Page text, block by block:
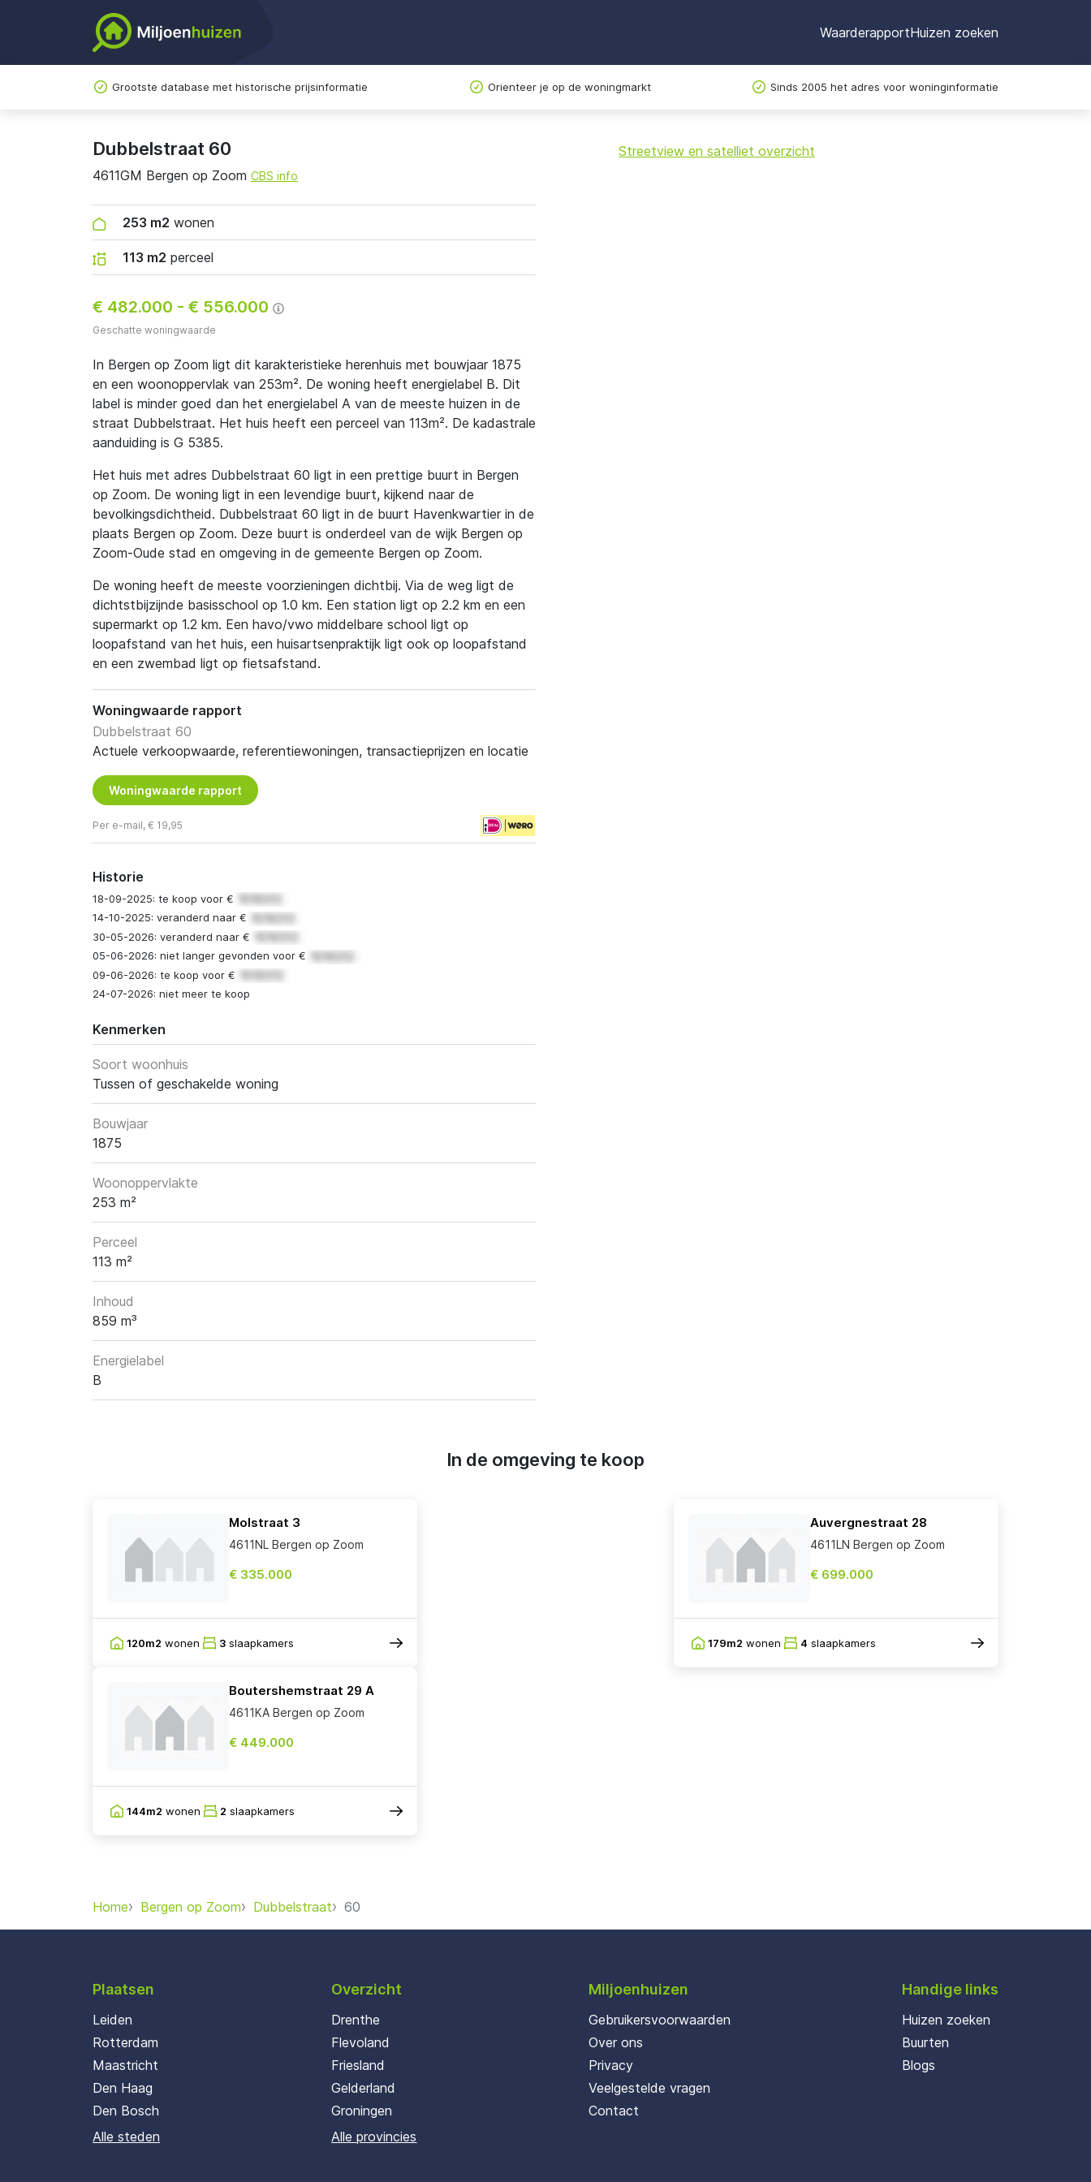
WaarderapportHuizen zoeken
Grootste database met historische prijsinformatie Orienteer je op de woningmarkt Sinds 2005 het adres voor woninginformatie
Dubbelstraat 60
4611GM Bergen op Zoom CBS info
253 m2 wonen
113 m2 perceel
€ 482.000 - € 556.000
Geschatte woningwaarde
In Bergen op Zoom ligt dit karakteristieke herenhuis met bouwjaar 1875
en een woonoppervlak van 253m². De woning heeft energielabel B. Dit
label is minder goed dan het energielabel A van de meeste huizen in de
straat Dubbelstraat. Het huis heeft een perceel van 113m². De kadastrale
aanduiding is G 5385.
Het huis met adres Dubbelstraat 60 ligt in een prettige buurt in Bergen
op Zoom. De woning ligt in een levendige buurt, kijkend naar de
bevolkingsdichtheid. Dubbelstraat 60 ligt in de buurt Havenkwartier in de
plaats Bergen op Zoom. Deze buurt is onderdeel van de wijk Bergen op
Zoom-Oude stad en omgeving in de gemeente Bergen op Zoom.
De woning heeft de meeste voorzieningen dichtbij. Via de weg ligt de
dichtstbijzijnde basisschool op 1.0 km. Een station ligt op 2.2 km en een
supermarkt op 1.2 km. Een havo/vwo middelbare school ligt op
loopafstand van het huis, een huisartsenpraktijk ligt ook op loopafstand
en een zwembad ligt op fietsafstand.
Woningwaarde rapport
Dubbelstraat 60
Actuele verkoopwaarde, referentiewoningen, transactieprijzen en locatie
Woningwaarde rapport
Per e-mail, € 19,95
Historie
18-09-2025: te koop voor €
14-10-2025: veranderd naar €
30-05-2026: veranderd naar €
05-06-2026: niet langer gevonden voor €
09-06-2026: te koop voor €
24-07-2026: niet meer te koop
Kenmerken
Soort woonhuis
Tussen of geschakelde woning
Bouwjaar
1875
Woonoppervlakte
253 m²
Perceel
113 m²
Inhoud
859 m³
Energielabel
B
+
Streetview en satelliet overzicht
In de omgeving te koop
Molstraat 3
4611NL Bergen op Zoom
€ 335.000
120m2 wonen 3 slaapkamers
Auvergnestraat 28
4611LN Bergen op Zoom
€ 699.000
179m2 wonen 4 slaapkamers
Boutershemstraat 29 A
4611KA Bergen op Zoom
€ 449.000
144m2 wonen 2 slaapkamers
Home Bergen op Zoom Dubbelstraat 60
Plaatsen
Leiden
Rotterdam
Maastricht
Den Haag
Den Bosch
Alle steden
Overzicht
Drenthe
Flevoland
Friesland
Gelderland
Groningen
Alle provincies
Miljoenhuizen
Gebruikersvoorwaarden
Over ons
Privacy
Veelgestelde vragen
Contact
Handige links
Huizen zoeken
Buurten
Blogs